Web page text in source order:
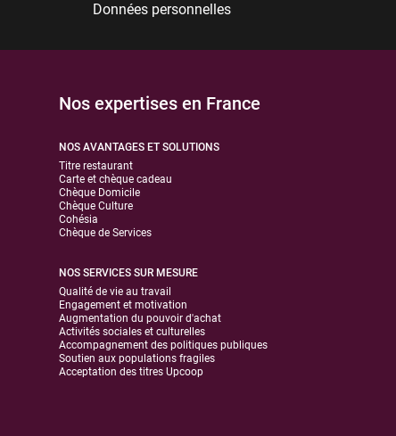
Données personnelles
Nos expertises en France
NOS AVANTAGES ET SOLUTIONS
Titre restaurant
Carte et chèque cadeau
Chèque Domicile
Chèque Culture
Cohésia
Chèque de Services
NOS SERVICES SUR MESURE
Qualité de vie au travail
Engagement et motivation
Augmentation du pouvoir d'achat
Activités sociales et culturelles
Accompagnement des politiques publiques
Soutien aux populations fragiles
Acceptation des titres Upcoop